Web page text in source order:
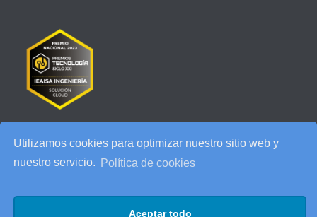
Utilizamos cookies para optimizar nuestro sitio web y
nuestro servicio.
Política de cookies
Aceptar todo
IA de ESADE